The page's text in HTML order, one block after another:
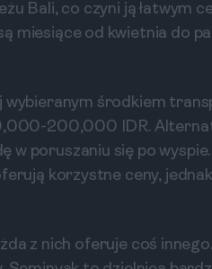
Bali, co czyni ją łatwym
miesiące od kwietnia do
wybieranym środkiem
200,000 IDR.
w poruszaniu się po
korzystne ceny,
z nich oferuje coś